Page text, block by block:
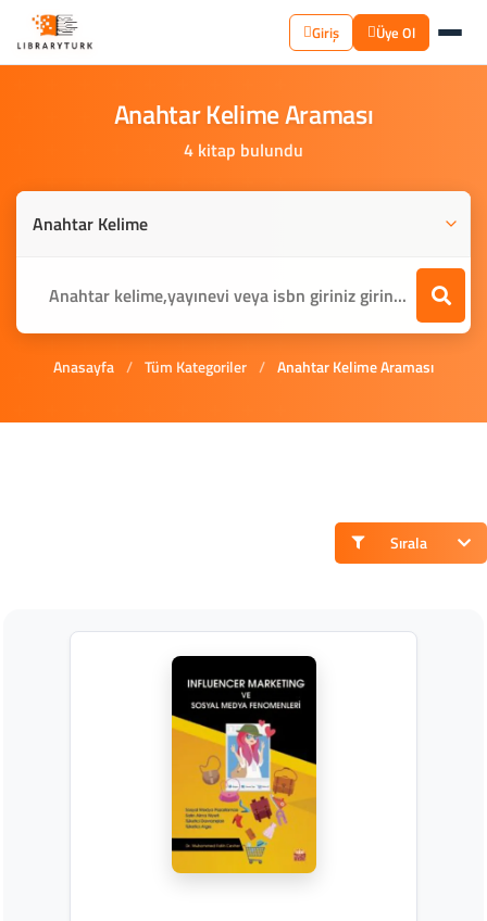
Giriş Üye Ol
AnahtarKelimeAraması
4 kitap bulundu
Anasayfa / Tüm Kategoriler / Anahtar Kelime Araması
Sırala